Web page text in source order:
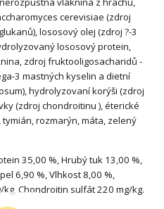
cerevisiae (zdroj
lososový olej (zdroj ?-3
lososový protein,
zdroj fruktooligosacharidů -
3 mastných kyselin a dietní
hydrolyzovaní korýši (zdroj
(zdroj chondroitinu ), éterické
rozmarýn, máta, zelený
35,00 %, Hrubý tuk 13,00 %,
6,90 %, Vlhkost 8,00 %,
Chondroitin sulfát 220 mg/kg.